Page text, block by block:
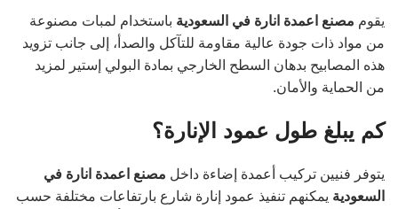
يقوم مصنع اعمدة انارة في السعودية باستخدام لمبات مصنوعة
من مواد ذات جودة عالية مقاومة للتآكل والصدأ، إلى جانب تزويد
هذه المصابيح بدهان السطح الخارجي بمادة البولي إستير لمزيد
من الحماية والأمان.
كم يبلغ طول عمود الإنارة؟
يتوفر فنيين تركيب أعمدة إضاءة داخل مصنع اعمدة انارة في
السعودية يمكنهم تنفيذ عمود إنارة شارع بارتفاعات مختلفة حسب